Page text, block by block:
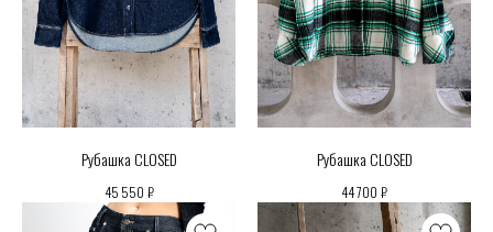
Рубашка CLOSED
45 550 ₽
Рубашка CLOSED
44 700 ₽